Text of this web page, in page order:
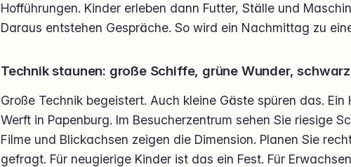
Hofführungen. Kinder erleben dann Futter, Ställe und
Daraus entstehen Gespräche. So wird ein Nachmittag zu
Technik staunen: große Schiffe, grüne Wunder,
Große Technik begeistert. Auch kleine Gäste spüren das.
Werft in Papenburg. Im Besucherzentrum sehen Sie riesige
Filme und Blickachsen zeigen die Dimension. Planen Sie
gefragt. Für neugierige Kinder ist das ein Fest. Für